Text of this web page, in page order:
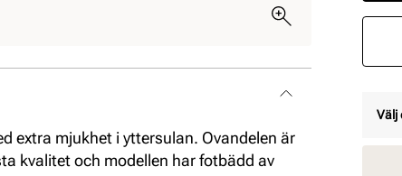
extra mjukhet i yttersulan. Ovandelen är
kvalitet och modellen har fotbädd av
Välj